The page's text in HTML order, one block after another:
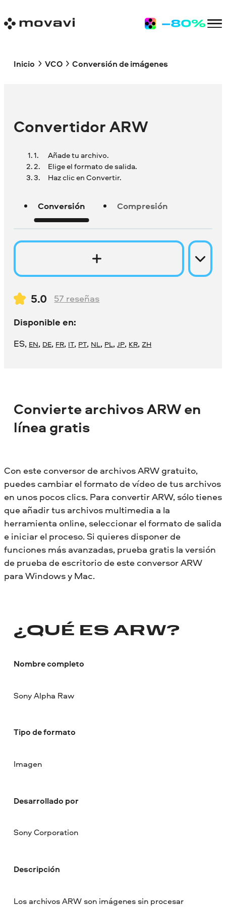
Inicio VCO Conversión de imágenes
Convertidor ARW
Añade tu archivo.
Elige el formato de salida.
Haz clic en Convertir.
Conversión Compresión
5.0 57 reseñas
Disponible en:
ES, EN, DE, FR, IT, PT, NL, PL,JP, KR,ZH
Convierte archivos ARW en
línea gratis
Con este conversor de archivos ARW gratuito,
puedes cambiar el formato de vídeo de tus archivos
en unos pocos clics. Para convertir ARW, sólo tienes
que añadir tus archivos multimedia a la
herramienta online, seleccionar el formato de salida
e iniciar el proceso. Si quieres disponer de
funciones más avanzadas, prueba gratis la versión
de prueba de escritorio de este conversor ARW
para Windows y Mac.
¿QUÉ ES ARW?
Nombre completo
Sony Alpha Raw
Tipo de formato
Imagen
Desarrollado por
Sony Corporation
Descripción
Los archivos ARW son imágenes sin procesar